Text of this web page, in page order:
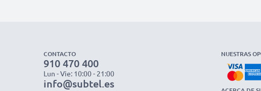
CONTACTO
910 470 400
Lun - Vie: 10:00 - 21:00
info@subtel.es
NUESTRAS